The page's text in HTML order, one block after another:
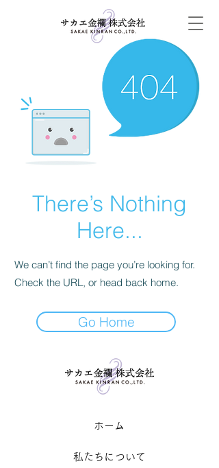
There’s Nothing
Here...
We can’t find the page you’re looking for.
Check the URL, or head back home.
Go Home
​ホーム
私たちについて